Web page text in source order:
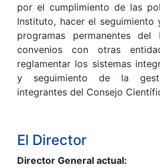
por el cumplimiento de las
Instituto, hacer el seguimiento
programas permanentes
convenios con otras
reglamentar los sistemas
y seguimiento de la
integrantes del Consejo
El Director
Director General actual: